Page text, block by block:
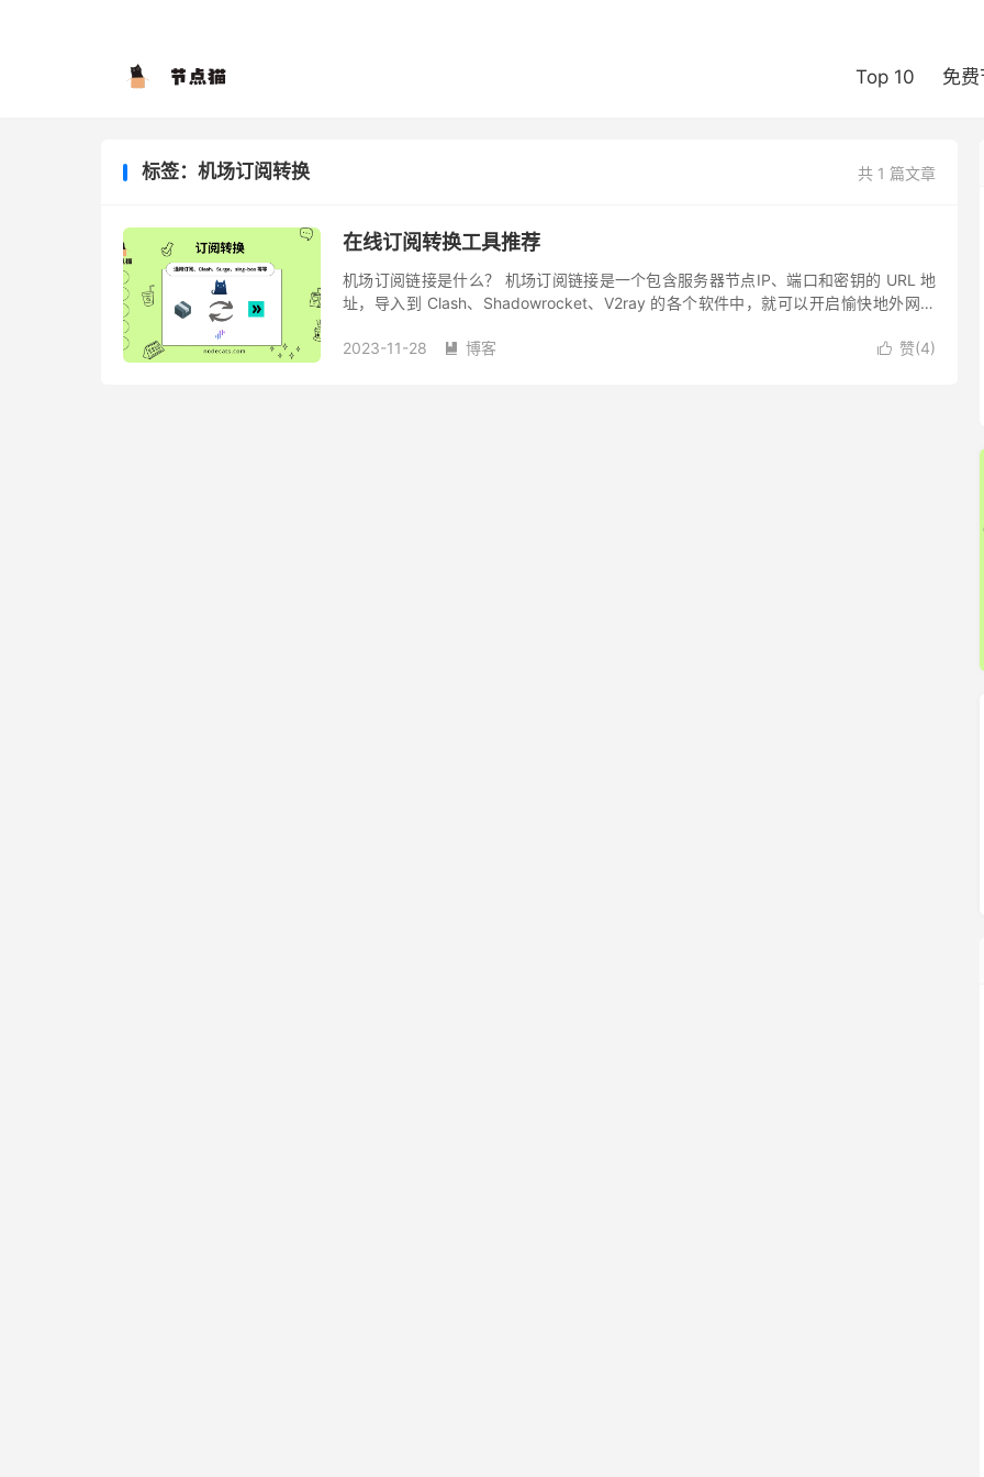
Top 10 免
共 1 篇文章
标签：机场订阅转换
在线订阅转换工具推荐
机场订阅链接是什么？ 机场订阅链接是一个包含服务器节点IP、端口和密钥的 URL 地
址，导入到 Clash、Shadowrocket、V2ray 的各个软件中，就可以开启愉快地外网体
 赞(4)
2023-11-28  博客